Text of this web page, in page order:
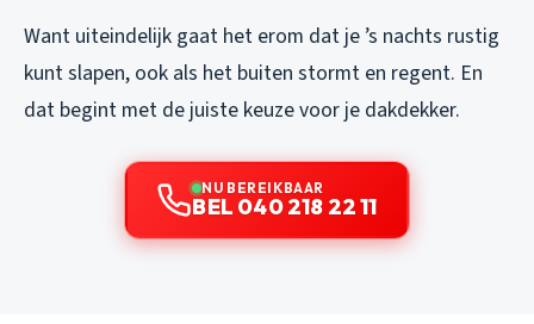
Want uiteindelijk gaat het erom dat je ’s nachts rustig
kunt slapen, ook als het buiten stormt en regent. En
dat begint met de juiste keuze voor je dakdekker.
NU BEREIKBAAR
BEL 040 218 22 11